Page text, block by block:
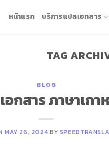
หน้าแรก บริการแปลเอกสาร
TAG
BLOG
อกสาร ภาษาเกา
MAY 26, 2024 BY